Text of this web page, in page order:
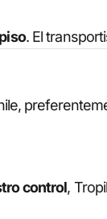
. El
control,